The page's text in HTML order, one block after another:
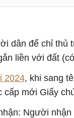
dân để chỉ
liền với đất
2024, khi sang
mới Giấy
Người